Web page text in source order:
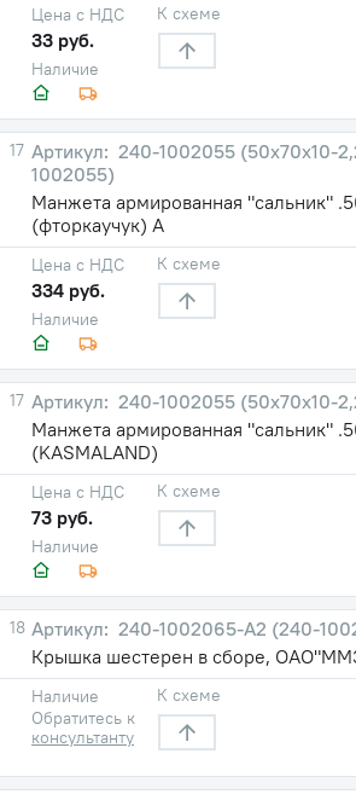
Наличие
Цена с НДС
33 руб.
К схеме
17
240-1002055 (50х70х10-
1002055)
Манжета армированная "сальник"
(фторкаучук) А
Наличие
Цена с НДС
334 руб.
К схеме
17
240-1002055 (50х70х10-
Манжета армированная "сальник"
(KASMALAND)
Наличие
Цена с НДС
73 руб.
К схеме
18
240-1002065-А2 (240-
Крышка шестерен в сборе,
Наличие
Обратитесь к
консультанту
К схеме